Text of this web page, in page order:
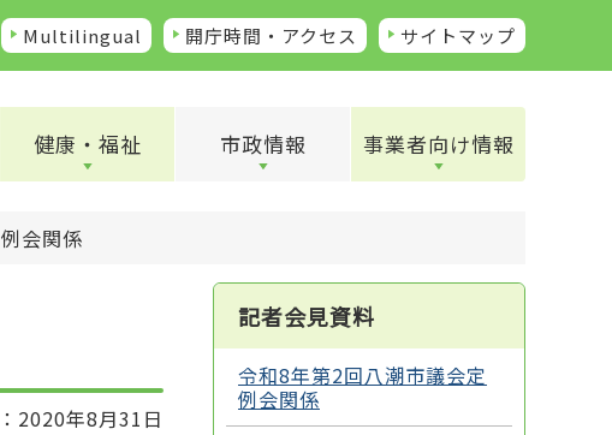
Multilingual 開庁時間・アクセス サイトマップ
健康・福祉 市政情報 事業者向け情報
会関係
2020年8月31日
記者会見資料
令和8年第2回八潮市議会定
例会関係